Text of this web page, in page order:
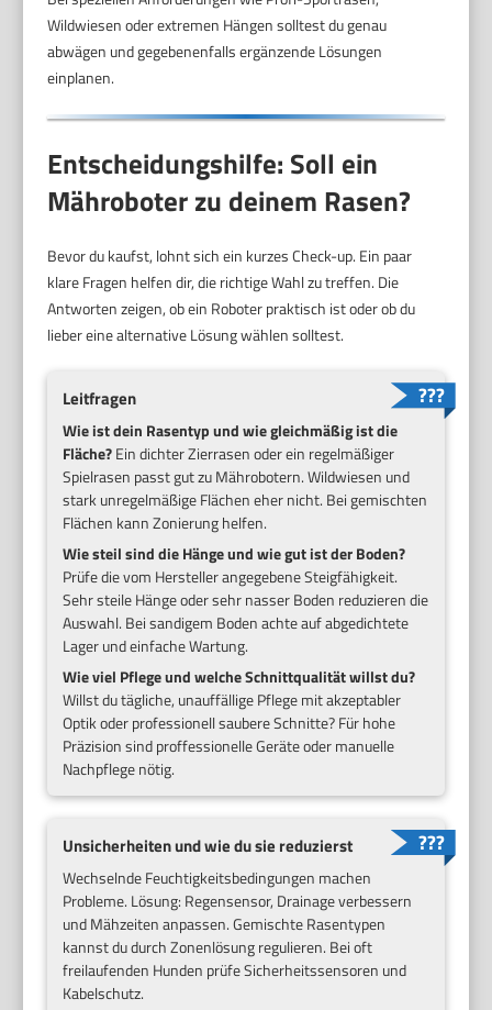
Wildwiesen oder extremen Hängen solltest du genau
abwägen und gegebenenfalls ergänzende Lösungen
einplanen.
Entscheidungshilfe: Soll ein
Mähroboter zu deinem Rasen?
Bevor du kaufst, lohnt sich ein kurzes Check-up. Ein paar
klare Fragen helfen dir, die richtige Wahl zu treffen. Die
Antworten zeigen, ob ein Roboter praktisch ist oder ob du
lieber eine alternative Lösung wählen solltest.
Leitfragen
Wie ist dein Rasentyp und wie gleichmäßig ist die
Fläche?Ein dichter Zierrasen oder ein regelmäßiger
Spielrasen passt gut zu Mährobotern. Wildwiesen und
stark unregelmäßige Flächen eher nicht. Bei gemischten
Flächen kann Zonierung helfen.
Wie steil sind die Hänge und wie gut ist der Boden?
Prüfe die vom Hersteller angegebene Steigfähigkeit.
Sehr steile Hänge oder sehr nasser Boden reduzieren die
Auswahl. Bei sandigem Boden achte auf abgedichtete
Lager und einfache Wartung.
Wie viel Pflege und welche Schnittqualität willst du?
Willst du tägliche, unauffällige Pflege mit akzeptabler
Optik oder professionell saubere Schnitte? Für hohe
Präzision sind proffessionelle Geräte oder manuelle
Nachpflege nötig.
Unsicherheiten und wie du sie reduzierst
Wechselnde Feuchtigkeitsbedingungen machen
Probleme. Lösung: Regensensor, Drainage verbessern
und Mähzeiten anpassen. Gemischte Rasentypen
kannst du durch Zonenlösung regulieren. Bei oft
freilaufenden Hunden prüfe Sicherheitssensoren und
Kabelschutz.